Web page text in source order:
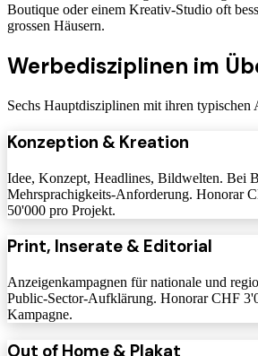
Boutique oder einem Kreativ-Studio oft
grossen Häusern.
Werbedisziplinen im
Sechs Hauptdisziplinen mit ihren typischen
Konzeption & Kreation
Idee, Konzept, Headlines, Bildwelten. Bei
Mehrsprachigkeits-Anforderung. Honorar
50'000 pro Projekt.
Print, Inserate & Editorial
Anzeigenkampagnen für nationale und
Public-Sector-Aufklärung. Honorar CHF
Kampagne.
Out of Home & Plakat